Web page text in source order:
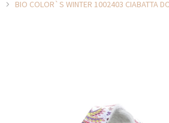
BIO COLOR`S WINTER 1002403 CIABATTA